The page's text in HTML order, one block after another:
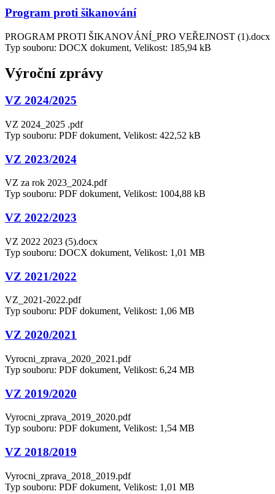
Program proti šikanování
PROGRAM PROTI ŠIKANOVÁNÍ_PRO VEŘEJNOST (1).docx
Typ souboru: DOCX dokument, Velikost: 185,94 kB
Výroční zprávy
VZ 2024/2025
VZ 2024_2025 .pdf
Typ souboru: PDF dokument, Velikost: 422,52 kB
VZ 2023/2024
VZ za rok 2023_2024.pdf
Typ souboru: PDF dokument, Velikost: 1004,88 kB
VZ 2022/2023
VZ 2022 2023 (5).docx
Typ souboru: DOCX dokument, Velikost: 1,01 MB
VZ 2021/2022
VZ_2021-2022.pdf
Typ souboru: PDF dokument, Velikost: 1,06 MB
VZ 2020/2021
Vyrocni_zprava_2020_2021.pdf
Typ souboru: PDF dokument, Velikost: 6,24 MB
VZ 2019/2020
Vyrocni_zprava_2019_2020.pdf
Typ souboru: PDF dokument, Velikost: 1,54 MB
VZ 2018/2019
Vyrocni_zprava_2018_2019.pdf
Typ souboru: PDF dokument, Velikost: 1,01 MB